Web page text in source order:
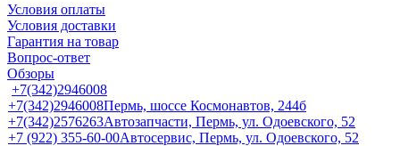
Условия оплаты
Условия доставки
Гарантия на товар
Вопрос-ответ
Обзоры
+7(342)2946008
+7(342)2946008Пермь, шоссе Космонавтов, 244б
+7(342)2576263Автозапчасти, Пермь, ул. Одоевского, 52
+7 (922) 355-60-00Автосервис, Пермь, ул. Одоевского, 52